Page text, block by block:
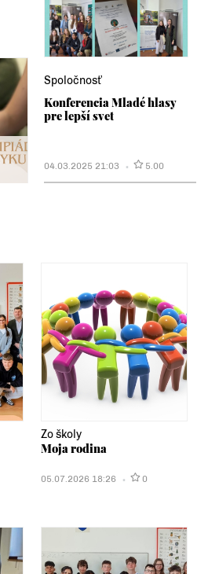
Spoločnosť
Konferencia Mladé hlasy
pre lepší svet
04.03.2025 21:03 5.00
Zo školy
Moja rodina
05.07.2026 18:26 0